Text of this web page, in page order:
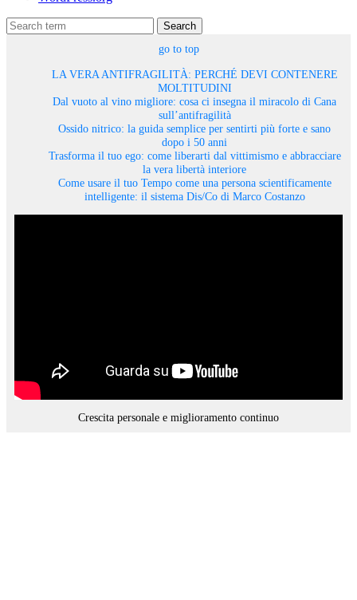
Search
go to top
LA VERA ANTIFRAGILITÀ: PERCHÉ DEVI CONTENERE
MOLTITUDINI
Dal vuoto al vino migliore: cosa ci insegna il miracolo di Cana
sull’antifragilità
Ossido nitrico: la guida semplice per sentirti più forte e sano
dopo i 50 anni
Trasforma il tuo ego: come liberarti dal vittimismo e abbracciare
la vera libertà interiore
Come usare il tuo Tempo come una persona scientificamente
intelligente: il sistema Dis/Co di Marco Costanzo
Crescita personale e miglioramento continuo